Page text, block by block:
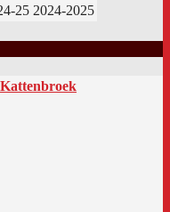
25 2024-2025